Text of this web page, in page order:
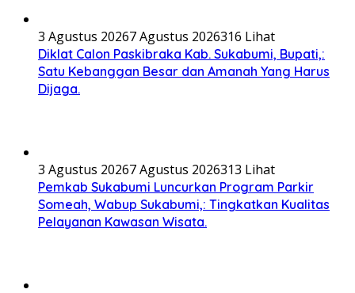
3 Agustus 20267 Agustus 2026316 Lihat
Diklat Calon Paskibraka Kab. Sukabumi, Bupati,:
Satu Kebanggan Besar dan Amanah Yang Harus
Dijaga.
3 Agustus 20267 Agustus 2026313 Lihat
Pemkab Sukabumi Luncurkan Program Parkir
Someah, Wabup Sukabumi,: Tingkatkan Kualitas
Pelayanan Kawasan Wisata.